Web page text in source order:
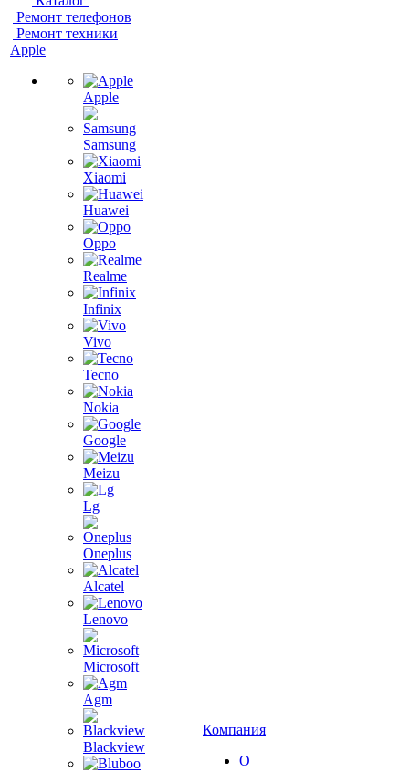
Ремонт телефонов
Ремонт техники
Apple
Apple
Samsung
Xiaomi
Huawei
Oppo
Realme
Infinix
Vivo
Tecno
Nokia
Google
Meizu
Lg
Oneplus
Alcatel
Lenovo
Microsoft
Agm
Blackview
Компания
О